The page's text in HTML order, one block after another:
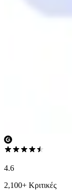
4.6
2,100+ Κριτικές